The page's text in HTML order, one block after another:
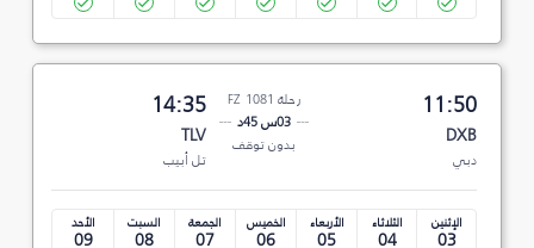
11:50
DXB
دبي
رحلة FZ 1081
03س 45د
بدون توقف
14:35
TLV
تل أبيب
الإثنين
03
الثلاثاء
04
الأربعاء
05
الخميس
06
الجمعة
07
السبت
08
الأحد
09